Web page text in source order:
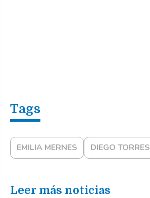
EMILIA MERNES DIEGO TORRES
Leer más noticias